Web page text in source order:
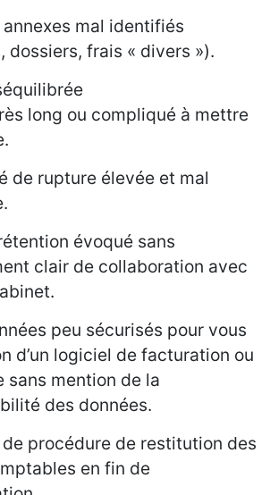
mal identifiés
dossiers, frais « divers »).
long ou compliqué à mettre
de rupture élevée et mal
évoqué sans
clair de collaboration avec
peu sécurisés pour vous
d’un logiciel de facturation ou
sans mention de la
des données.
procédure de restitution des
en fin de